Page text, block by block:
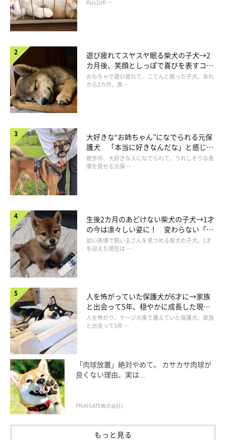
@atati.koume
別のおもちゃを渡して、黄色のおもちゃをゲットする
作戦に！！
でも…
@atati.koume
小梅ちゃんはおもちゃのヒモを
長！
Kus1oK …
遊び疲れてスヤスヤ眠る柴犬の子犬→2
カ月後、笑顔としっぽで喜びを表すコに
成長！
おもちゃで遊び疲れて、こてんと眠った子犬。あれ
から2カ月、表 …
大好きな“お姉ちゃん”になでられる元保
護犬 「本当に好きなんだな」と感じる
表情にほっこり
散歩中、大好きな人になでられて、うれしそうな表
情を見せる元保 …
生後2カ月のあどけない柴犬の子犬→1才
の今は凛々しい姿に！ 変わらない「く
りくりおめめ」にもほっこり
幼い表情で飼い主さんを見つめる柴犬の子犬。1才
を迎えた現在は …
人を怖がっていた保護犬が6才に→家族
と出会って5年、穏やかに成長した現在
の姿にグッとくる
人を怖がり、ケージの奥で震えていた保護犬。家族
と出会って5年 …
「肉球放置」絶対やめて。 カサカサ肉球が
良くない理由、実は...
PR(AIGATE株式会社)
もっと見る